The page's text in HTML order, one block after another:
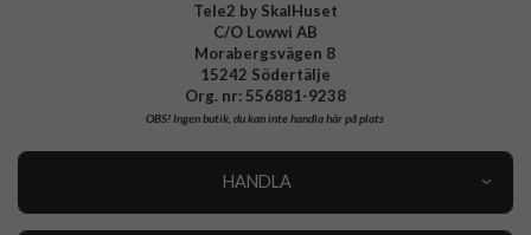
Tele2 by SkalHuset
C/O Lowwi AB
Morabergsvägen 8
15242 Södertälje
Org. nr: 556881-9238
OBS!Ingen butik, du kan inte handla här på plats
HANDLA